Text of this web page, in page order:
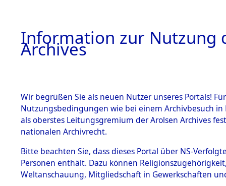
BESTÄNDE
1.
Inhaftierungsdoku
mente
1.2.9 Beim ITS
0003
Information zur Nutzung
Archives
Wir begrüßen Sie als neuen Nutzer unseres Portals!
Nutzungsbedingungen wie bei einem Archivbesuch
als oberstes Leitungsgremium der Arolsen Archives
nationalen Archivrecht.
Bitte beachten Sie, dass dieses Portal über NS-
Personen enthält. Dazu können
Weltanschauung, Mitgliedschaft in Gewerkschaften